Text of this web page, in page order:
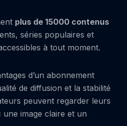
plus de 15000 contenus
séries populaires et
à tout moment.
d’un abonnement
de diffusion et la stabilité
peuvent regarder leurs
image claire et un